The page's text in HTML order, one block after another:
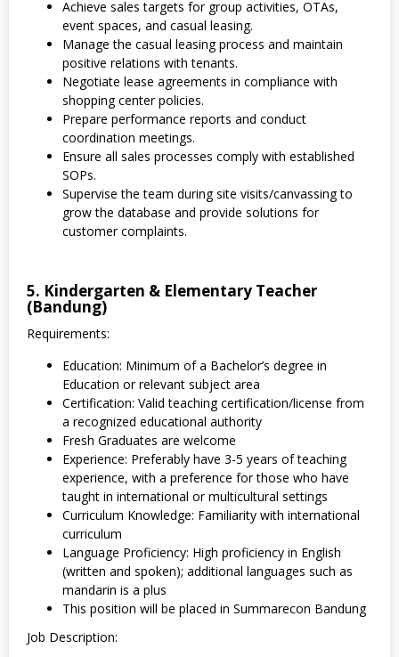
Achieve sales targets for group activities, OTAs,
event spaces, and casual leasing.
Manage the casual leasing process and maintain
positive relations with tenants.
Negotiate lease agreements in compliance with
shopping center policies.
Prepare performance reports and conduct
coordination meetings.
Ensure all sales processes comply with established
SOPs.
Supervise the team during site visits/canvassing to
grow the database and provide solutions for
customer complaints.
5. Kindergarten & Elementary Teacher
(Bandung)
Requirements:
Education: Minimum of a Bachelor’s degree in
Education or relevant subject area
Certification: Valid teaching certification/license from
a recognized educational authority
Fresh Graduates are welcome
Experience: Preferably have 3-5 years of teaching
experience, with a preference for those who have
taught in international or multicultural settings
Curriculum Knowledge: Familiarity with international
curriculum
Language Proficiency: High proficiency in English
(written and spoken); additional languages such as
mandarin is a plus
This position will be placed in Summarecon Bandung
Job Description: